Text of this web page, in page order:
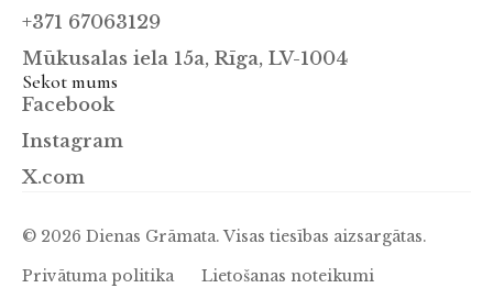
+371 67063129
Mūkusalas iela 15a, Rīga, LV-1004
Sekot mums
Facebook
Instagram
X.com
© 2026 Dienas Grāmata. Visas tiesības aizsargātas.
Privātuma politika
Lietošanas noteikumi